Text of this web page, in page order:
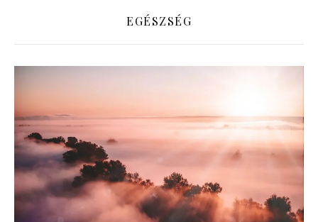
EGÉSZSÉG